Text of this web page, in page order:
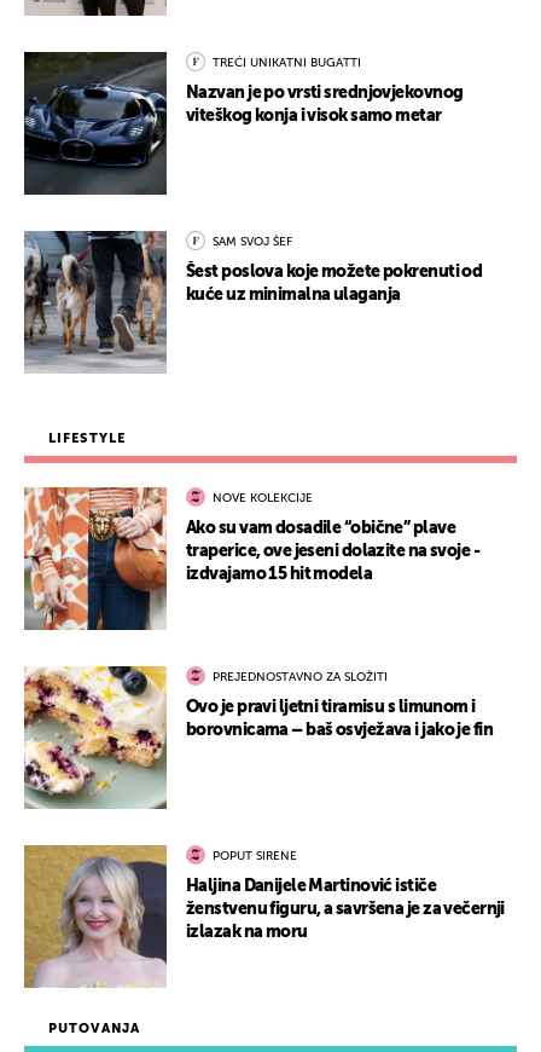
PUTOVANJA
TREĆI UNIKATNI BUGATTI
Nazvan je po vrsti srednjovjekovnog
viteškog konja i visok samo metar
SAM SVOJ ŠEF
Šest poslova koje možete pokrenuti od
kuće uz minimalna ulaganja
LIFESTYLE
NOVE KOLEKCIJE
Ako su vam dosadile “obične” plave
traperice, ove jeseni dolazite na svoje -
izdvajamo 15 hit modela
PREJEDNOSTAVNO ZA SLOŽITI
Ovo je pravi ljetni tiramisu s limunom i
borovnicama – baš osvježava i jako je fin
POPUT SIRENE
Haljina Danijele Martinović ističe
ženstvenu figuru, a savršena je za večernji
izlazak na moru